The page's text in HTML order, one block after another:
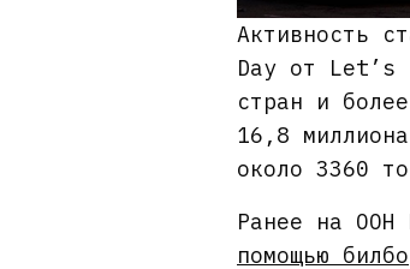
Активность
Day от Let’s
стран и
16,8
около 3360
Ранее на OOH
помощью